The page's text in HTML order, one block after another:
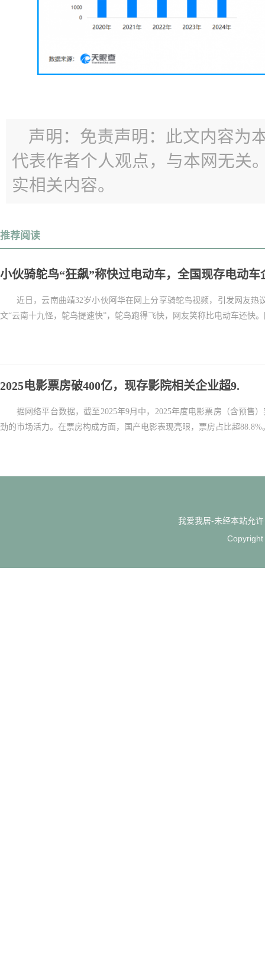
声明：免责声明：此文内容为
代表作者个人观点，与本网无关
实相关内容。
推荐阅读
小伙骑鸵鸟“狂飙”称快过电动车，全国现存电动车
近日，云南曲靖32岁小伙阿华在网上分享骑鸵鸟视频，引发网友
文“云南十九怪，鸵鸟提速快”，鸵鸟跑得飞快，网友笑称比电动车还快
2025电影票房破400亿，现存影院相关企业超9.
据网络平台数据，截至2025年9月中，2025年度电影票房（含预售
劲的市场活力。在票房构成方面，国产电影表现亮眼，票房占比超88.8%
我爱我居-未经本站允